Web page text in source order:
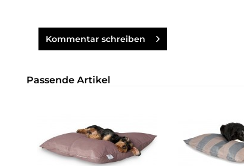
Kommentar schreiben
Passende Artikel